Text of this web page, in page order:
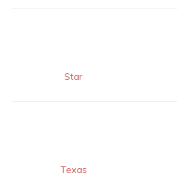
Star
Texas